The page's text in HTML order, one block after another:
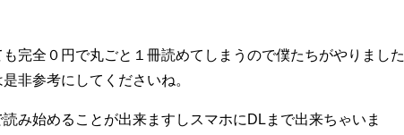
完全０円で丸ごと１冊読めてしまうので僕たちがやりました
非参考にしてくださいね。
み始めることが出来ますしスマホにDLまで出来ちゃいま